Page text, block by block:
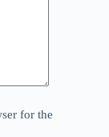
for the